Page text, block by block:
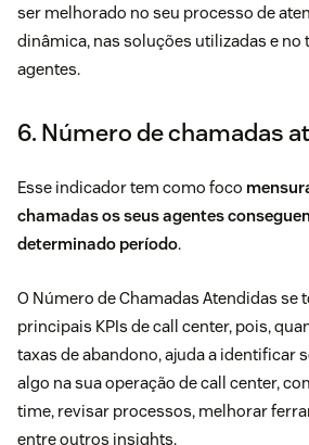
ser melhorado no seu processo de
dinâmica, nas soluções utilizadas e no
agentes.
6. Número de chamadas
Esse indicador tem como foco
chamadas os seus agentes
determinado período.
O Número de Chamadas Atendidas se
principais KPIs de call center, pois,
taxas de abandono, ajuda a identificar
algo na sua operação de call center,
time, revisar processos, melhorar
entre outros insights.